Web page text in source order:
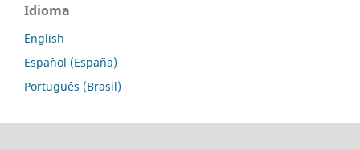
Idioma
English
Español (España)
Português (Brasil)